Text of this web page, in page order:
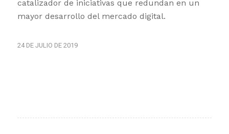
catalizador de iniciativas que redundan en un
mayor desarrollo del mercado digital.
24 DE JULIO DE 2019